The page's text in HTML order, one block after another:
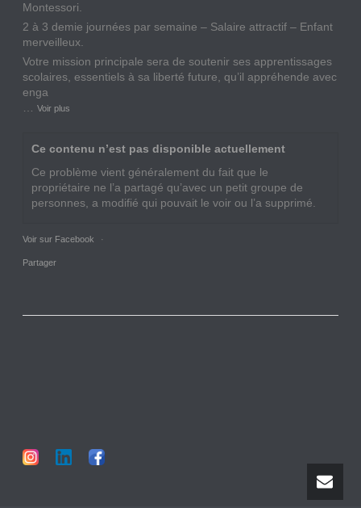
Montessori.
2 à 3 demie journées par semaine – Salaire attractif – Enfant
merveilleux.
Votre mission principale sera de soutenir ses apprentissages
scolaires, essentiels à sa liberté future, qu’il appréhende avec
enga
…Voir plus
Ce contenu n’est pas disponible actuellement
Ce problème vient généralement du fait que le
propriétaire ne l’a partagé qu’avec un petit groupe de
personnes, a modifié qui pouvait le voir ou l’a supprimé.
Voir sur Facebook ·
Partager